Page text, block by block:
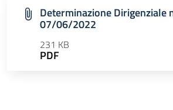
Determinazione Dirigenziale
07/06/2022
231 KB
PDF